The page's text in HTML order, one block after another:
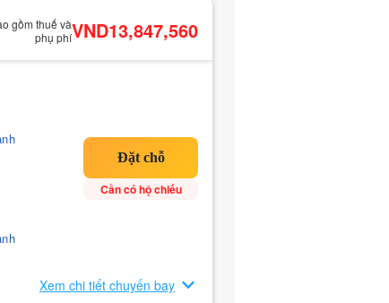
gồm thuế và
phụ phíVND13,847,560
Cần có hộ chiếu
Xem chi tiết chuyến bay